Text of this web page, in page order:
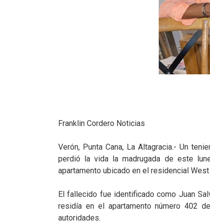
Franklin Cordero Noticias
Verón, Punta Cana, La Altagracia.- Un
perdió la vida la madrugada de este
apartamento ubicado en el residencial West
El fallecido fue identificado como Juan
residía en el apartamento número 402
autoridades.